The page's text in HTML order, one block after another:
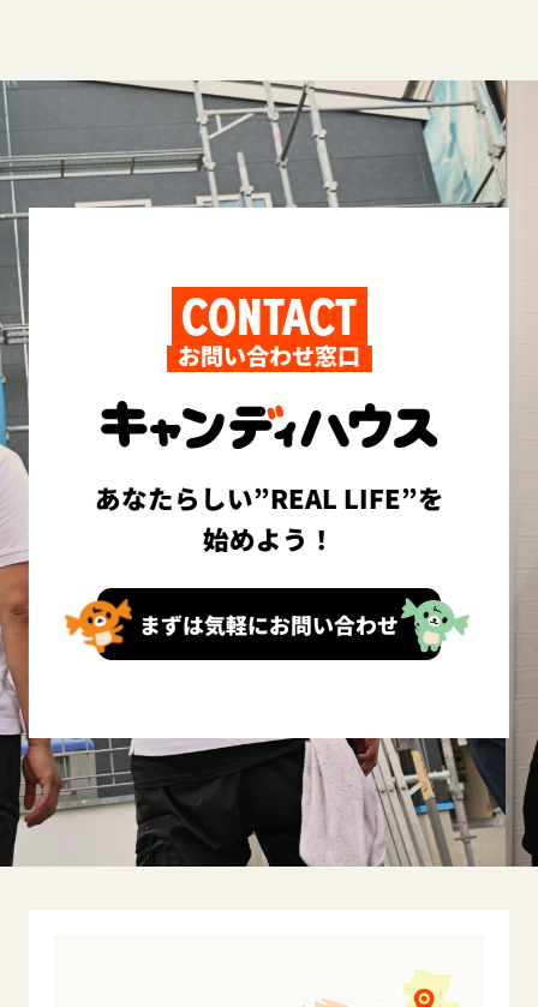
CONTACT
お問い合わせ窓口
あなたらしい”REAL LIFE”を
始めよう！
まずは気軽にお問い合わせ